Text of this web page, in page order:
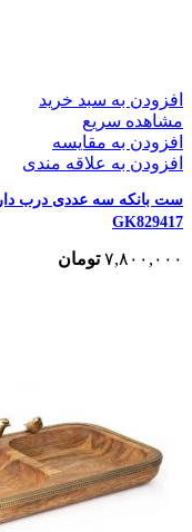
افزودن به سبد خرید
مشاهده سریع
افزودن به مقایسه
افزودن به علاقه مندی
ست بانکه سه عددی درب
GK829417
۷,۸۰۰,۰۰۰ تومان